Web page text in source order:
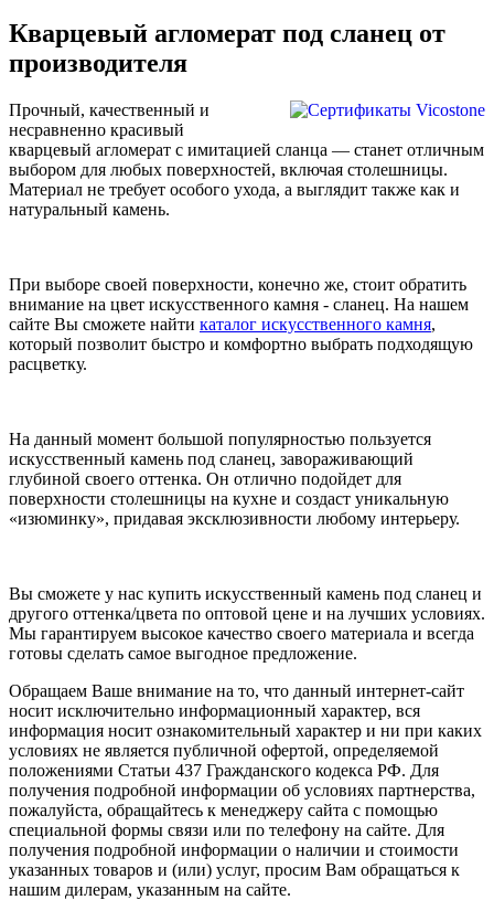
Кварцевый агломерат под сланец от
производителя
Прочный, качественный и
несравненно красивый
кварцевый агломерат с имитацией сланца — станет отличным
выбором для любых поверхностей, включая столешницы.
Материал не требует особого ухода, а выглядит также как и
натуральный камень.
При выборе своей поверхности, конечно же, стоит обратить
внимание на цвет искусственного камня - сланец. На нашем
сайте Вы сможете найти каталог искусственного камня,
который позволит быстро и комфортно выбрать подходящую
расцветку.
На данный момент большой популярностью пользуется
искусственный камень под сланец, завораживающий
глубиной своего оттенка. Он отлично подойдет для
поверхности столешницы на кухне и создаст уникальную
«изюминку», придавая эксклюзивности любому интерьеру.
Вы сможете у нас купить искусственный камень под сланец и
другого оттенка/цвета по оптовой цене и на лучших условиях.
Мы гарантируем высокое качество своего материала и всегда
готовы сделать самое выгодное предложение.
Обращаем Ваше внимание на то, что данный интернет-сайт
носит исключительно информационный характер, вся
информация носит ознакомительный характер и ни при каких
условиях не является публичной офертой, определяемой
положениями Статьи 437 Гражданского кодекса РФ. Для
получения подробной информации об условиях партнерства,
пожалуйста, обращайтесь к менеджеру сайта с помощью
специальной формы связи или по телефону на сайте. Для
получения подробной информации о наличии и стоимости
указанных товаров и (или) услуг, просим Вам обращаться к
нашим дилерам, указанным на сайте.